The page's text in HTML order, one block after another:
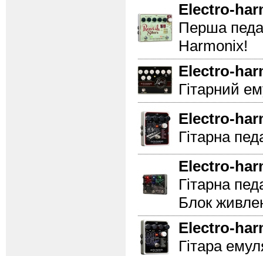
Electro-
Перша
Harmonix!
Electro-
Гітарний
Electro-
Гітарна
Electro-
Гітарна
Блок
Electro-
Гітара